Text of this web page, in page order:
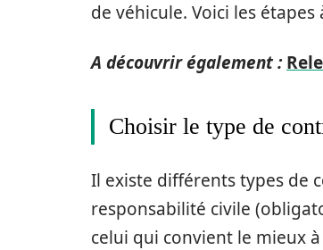
de véhicule. Voici les
A découvrir également :
Choisir le type de
Il existe différents types de
responsabilité civile
celui qui convient le mieux